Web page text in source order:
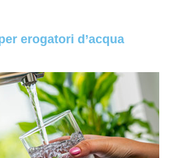
erogatori d’acqua